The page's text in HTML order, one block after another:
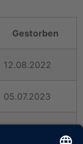
Gestorben
12.08.2022
05.07.2023